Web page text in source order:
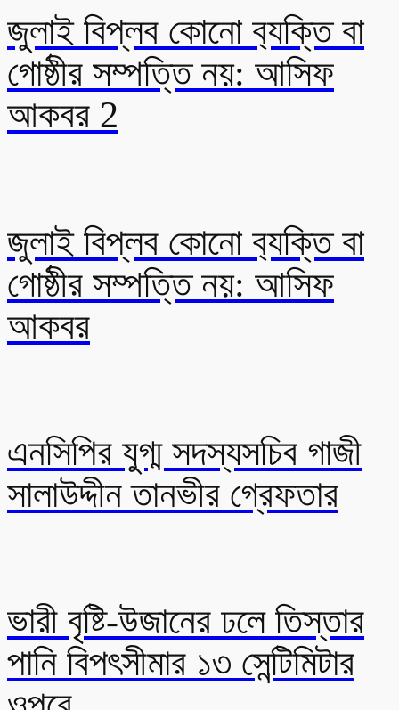
জুলাই বিপ্লব কোনো ব‍্যক্তি বা
গোষ্ঠীর সম্পত্তি নয়: আসিফ
আকবর 2
জুলাই বিপ্লব কোনো ব‍্যক্তি বা
গোষ্ঠীর সম্পত্তি নয়: আসিফ
আকবর
এনসিপির যুগ্ম সদস্যসচিব গাজী
সালাউদ্দীন তানভীর গ্রেফতার
ভারী বৃষ্টি-উজানের ঢলে তিস্তার
পানি বিপৎসীমার ১৩ সেন্টিমিটার